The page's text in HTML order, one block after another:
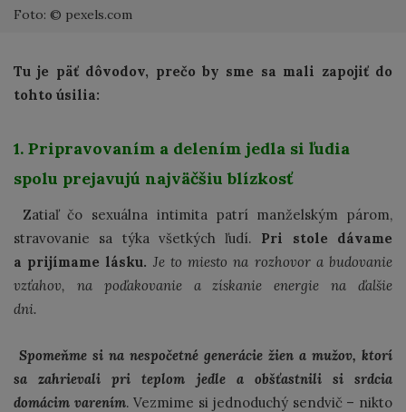
Foto: © pexels.com
Tu je päť dôvodov, prečo by sme sa mali zapojiť do
tohto úsilia:
1. Pripravovaním a delením jedla si ľudia
spolu prejavujú najväčšiu blízkosť
Zatiaľ čo sexuálna intimita patrí manželským párom,
stravovanie sa týka všetkých ľudí. Pri stole dávame
a prijímame lásku. Je to miesto na rozhovor a budovanie
vzťahov, na poďakovanie a získanie energie na ďalšie
dni.
Spomeňme si na nespočetné generácie žien a mužov, ktorí
sa zahrievali pri teplom jedle a obšťastnili si srdcia
domácim varením. Vezmime si jednoduchý sendvič – nikto